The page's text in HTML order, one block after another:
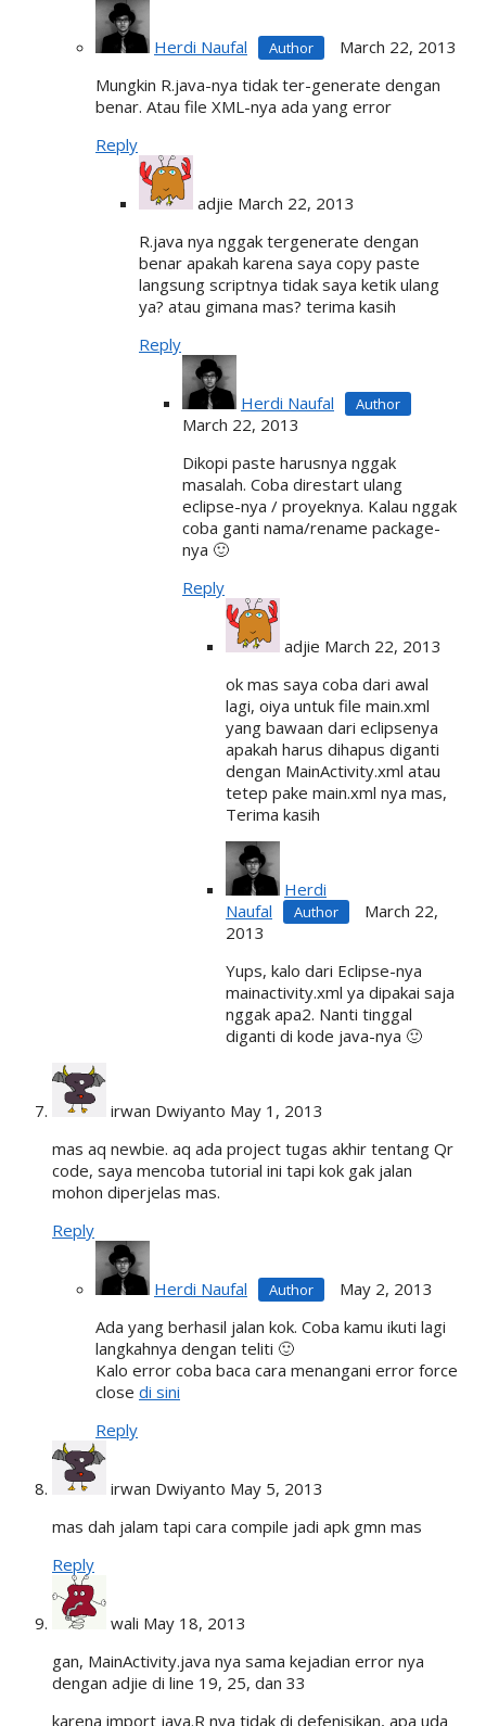
Herdi Naufal
March 22, 2013
Mungkin R.java-nya tidak ter-generate dengan
benar. Atau file XML-nya ada yang error
Reply
adjie March 22, 2013
R.java nya nggak tergenerate dengan
benar apakah karena saya copy paste
langsung scriptnya tidak saya ketik ulang
ya? atau gimana mas? terima kasih
Reply
Herdi Naufal
March 22, 2013
Dikopi paste harusnya nggak
masalah. Coba direstart ulang
eclipse-nya / proyeknya. Kalau nggak
coba ganti nama/rename package-
nya 🙂
Reply
adjie March 22, 2013
ok mas saya coba dari awal
lagi, oiya untuk file main.xml
yang bawaan dari eclipsenya
apakah harus dihapus diganti
dengan MainActivity.xml atau
tetep pake main.xml nya mas,
Terima kasih
Herdi
Naufal
March 22,
2013
Yups, kalo dari Eclipse-nya
mainactivity.xml ya dipakai saja
nggak apa2. Nanti tinggal
diganti di kode java-nya 🙂
irwan Dwiyanto May 1, 2013
mas aq newbie. aq ada project tugas akhir tentang Qr
code, saya mencoba tutorial ini tapi kok gak jalan
mohon diperjelas mas.
Reply
Herdi Naufal
May 2, 2013
Ada yang berhasil jalan kok. Coba kamu ikuti lagi
langkahnya dengan teliti 🙂
Kalo error coba baca cara menangani error force
close di sini
Reply
irwan Dwiyanto May 5, 2013
mas dah jalam tapi cara compile jadi apk gmn mas
Reply
wali May 18, 2013
gan, MainActivity.java nya sama kejadian error nya
dengan adjie di line 19, 25, dan 33
karena import java.R nya tidak di defenisikan, apa uda